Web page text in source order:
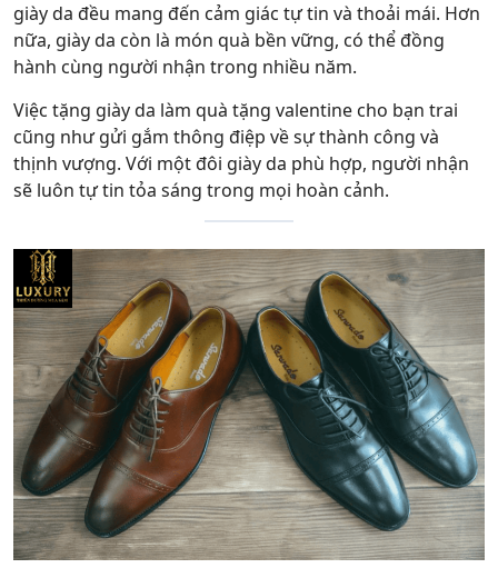
giày da đều mang đến cảm giác tự tin và thoải mái. Hơn
nữa, giày da còn là món quà bền vững, có thể đồng
hành cùng người nhận trong nhiều năm.
Việc tặng giày da làm quà tặng valentine cho bạn trai
cũng như gửi gắm thông điệp về sự thành công và
thịnh vượng. Với một đôi giày da phù hợp, người nhận
sẽ luôn tự tin tỏa sáng trong mọi hoàn cảnh.